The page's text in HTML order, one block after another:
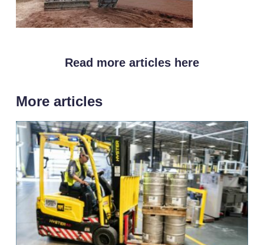
Read more articles here
More articles